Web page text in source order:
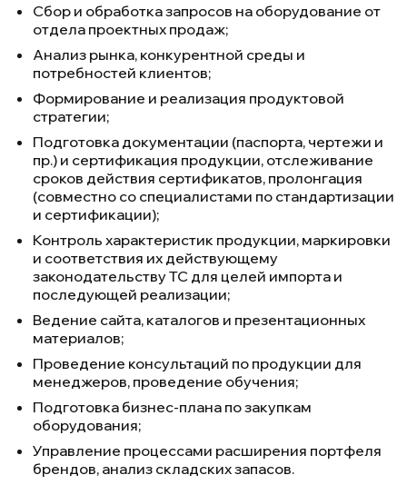
Сбор и обработка запросов на оборудование от
отдела проектных продаж;
Анализ рынка, конкурентной среды и
потребностей клиентов;
Формирование и реализация продуктовой
стратегии;
Подготовка документации (паспорта, чертежи и
пр.) и сертификация продукции, отслеживание
сроков действия сертификатов, пролонгация
(совместно со специалистами по стандартизации
и сертификации);
Контроль характеристик продукции, маркировки
и соответствия их действующему
законодательству ТС для целей импорта и
последующей реализации;
Ведение сайта, каталогов и презентационных
материалов;
Проведение консультаций по продукции для
менеджеров, проведение обучения;
Подготовка бизнес-плана по закупкам
оборудования;
Управление процессами расширения портфеля
брендов, анализ складских запасов.